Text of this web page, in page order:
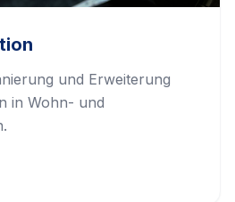
und Erweiterung
in Wohn- und